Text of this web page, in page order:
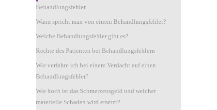
Behandlungsfehler
Wann spricht man von einem Behandlungsfehler?
Welche Behandlungsfehler gibt es?
Rechte des Patienten bei Behandlungsfehlern
Wie verfahre ich bei einem Verdacht auf einen
Behandlungsfehler?
Wie hoch ist das Schmerzensgeld und welcher
materielle Schaden wird ersetzt?